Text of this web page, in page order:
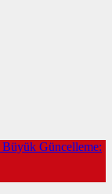
Büyük Güncelleme: